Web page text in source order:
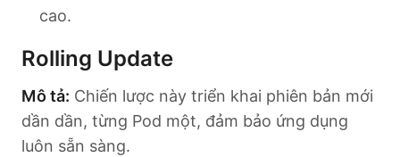
cao.
Rolling Update
Mô tả: Chiến lược này triển khai phiên bản mới
dần dần, từng Pod một, đảm bảo ứng dụng
luôn sẵn sàng.